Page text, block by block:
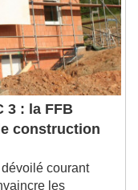
: la FFB
construction
courant